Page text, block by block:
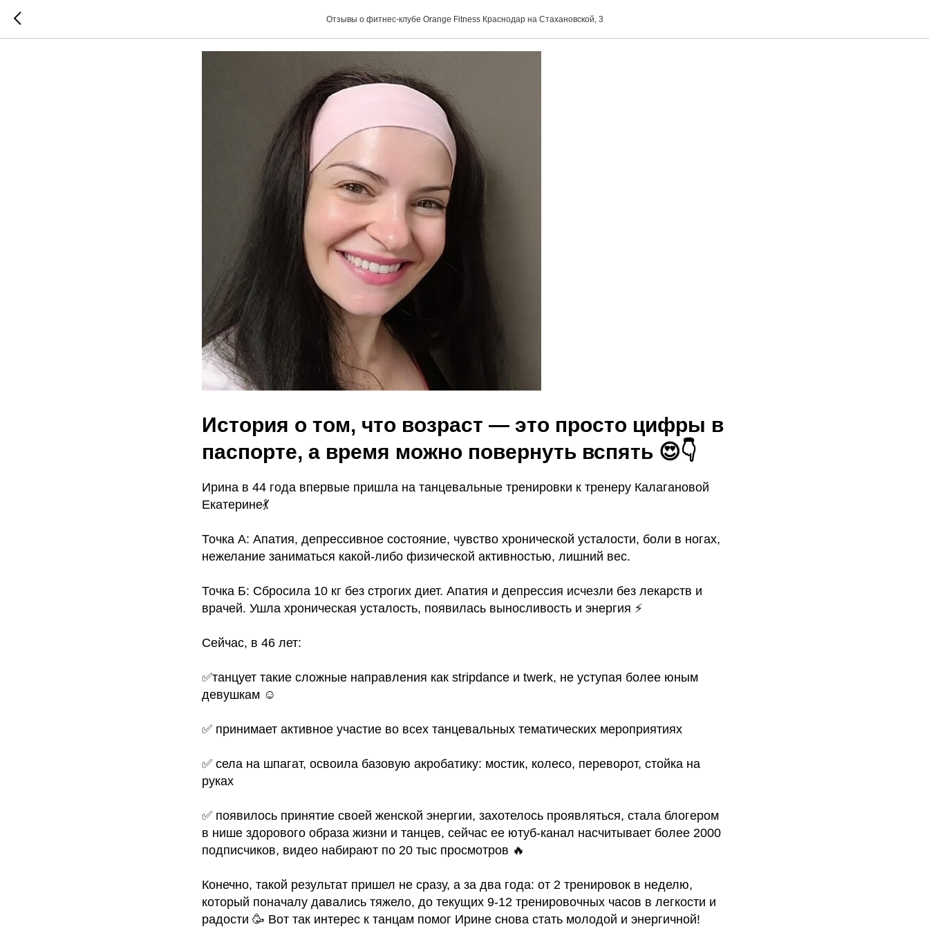
Отзывы о фитнес-клубе Orange Fitness Краснодар на Стахановской, 3
История о том, что возраст — это просто цифры в
паспорте, а время можно повернуть вспять 😍👇
Ирина в 44 года впервые пришла на танцевальные тренировки к тренеру Калагановой
Екатерине💃
Точка А: Апатия, депрессивное состояние, чувство хронической усталости, боли в ногах,
нежелание заниматься какой-либо физической активностью, лишний вес.
Точка Б: Сбросила 10 кг без строгих диет. Апатия и депрессия исчезли без лекарств и
врачей. Ушла хроническая усталость, появилась выносливость и энергия ⚡️
Сейчас, в 46 лет:
✅танцует такие сложные направления как stripdance и twerk, не уступая более юным
девушкам ☺️
✅ принимает активное участие во всех танцевальных тематических мероприятиях
✅ села на шпагат, освоила базовую акробатику: мостик, колесо, переворот, стойка на
руках
✅ появилось принятие своей женской энергии, захотелось проявляться, стала блогером
в нише здорового образа жизни и танцев, сейчас ее ютуб-канал насчитывает более 2000
подписчиков, видео набирают по 20 тыс просмотров 🔥
Конечно, такой результат пришел не сразу, а за два года: от 2 тренировок в неделю,
который поначалу давались тяжело, до текущих 9-12 тренировочных часов в легкости и
радости 🥳 Вот так интерес к танцам помог Ирине снова стать молодой и энергичной!